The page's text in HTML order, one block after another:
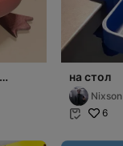
на стол
Nixson
 6